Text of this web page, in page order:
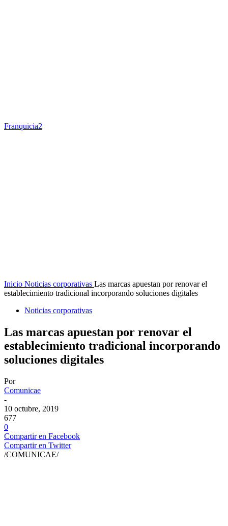
Franquicia2
Inicio Noticias corporativas Las marcas apuestan por renovar el
establecimiento tradicional incorporando soluciones digitales
Noticias corporativas
Las marcas apuestan por renovar el
establecimiento tradicional incorporando
soluciones digitales
Por
Comunicae
-
10 octubre, 2019
677
0
Compartir en Facebook
Compartir en Twitter
/COMUNICAE/